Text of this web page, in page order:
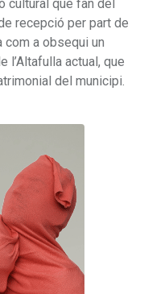
cultural que fan del
recepció per part de
a obsequi un
actual, que
del municipi.